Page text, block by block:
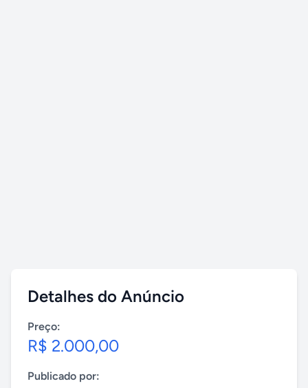
Detalhes do Anúncio
Preço:
R$ 2.000,00
Publicado por: